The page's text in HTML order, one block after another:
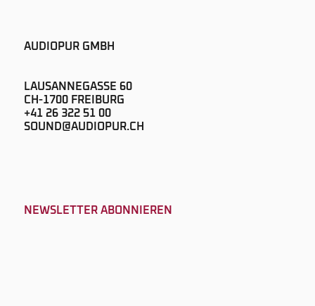
AUDIOPUR GMBH
LAUSANNEGASSE 60
CH-1700 FREIBURG
+41 26 322 51 00
SOUND@AUDIOPUR.CH
NEWSLETTER ABONNIEREN